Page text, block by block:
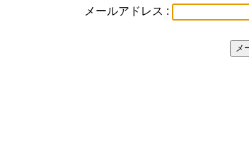
メールアドレス :